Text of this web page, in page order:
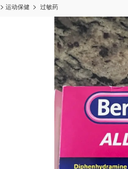
运动保健 过敏药